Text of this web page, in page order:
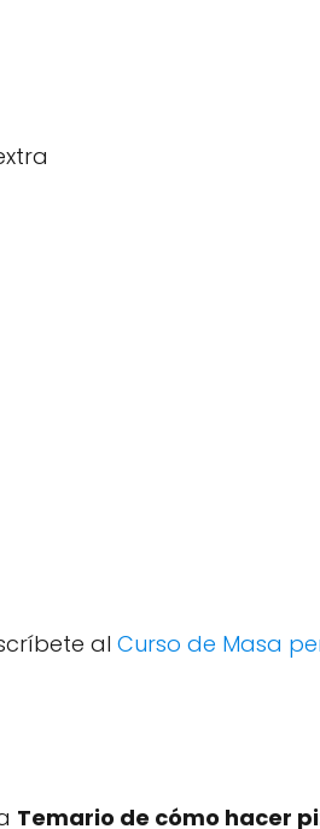
al Curso de Masa
Temario de cómo hacer